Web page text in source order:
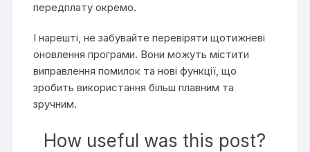
передплату окремо.
І нарешті, не забувайте перевіряти щотижневі
оновлення програми. Вони можуть містити
виправлення помилок та нові функції, що
зробить використання більш плавним та
зручним.
How useful was this post?